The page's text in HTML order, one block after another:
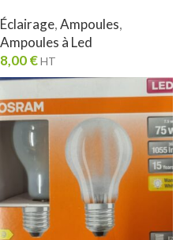
Éclairage,Ampoules,
Ampoules à Led
8,00€HT